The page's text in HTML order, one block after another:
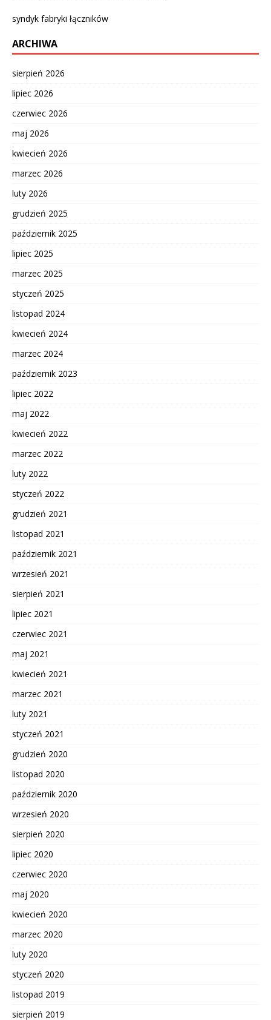
syndyk fabryki łączników
ARCHIWA
sierpień 2026
lipiec 2026
czerwiec 2026
maj 2026
kwiecień 2026
marzec 2026
luty 2026
grudzień 2025
październik 2025
lipiec 2025
marzec 2025
styczeń 2025
listopad 2024
kwiecień 2024
marzec 2024
październik 2023
lipiec 2022
maj 2022
kwiecień 2022
marzec 2022
luty 2022
styczeń 2022
grudzień 2021
listopad 2021
październik 2021
wrzesień 2021
sierpień 2021
lipiec 2021
czerwiec 2021
maj 2021
kwiecień 2021
marzec 2021
luty 2021
styczeń 2021
grudzień 2020
listopad 2020
październik 2020
wrzesień 2020
sierpień 2020
lipiec 2020
czerwiec 2020
maj 2020
kwiecień 2020
marzec 2020
luty 2020
styczeń 2020
listopad 2019
sierpień 2019